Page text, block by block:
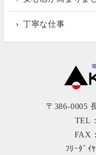
丁寧な仕事
〒386-0005
TEL
FAX
ﾌﾘｰﾀﾞｲ